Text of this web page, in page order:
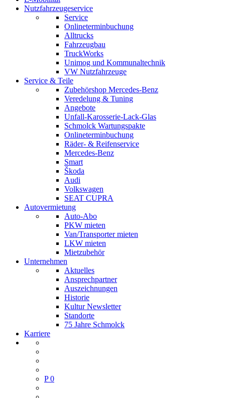
Nutzfahrzeugeservice
Service
Onlineterminbuchung
Alltrucks
Fahrzeugbau
TruckWorks
Unimog und Kommunaltechnik
VW Nutzfahrzeuge
Service & Teile
Zubehörshop Mercedes-Benz
Veredelung & Tuning
Angebote
Unfall-Karosserie-Lack-Glas
Schmolck Wartungspakte
Onlineterminbuchung
Räder- & Reifenservice
Mercedes-Benz
Smart
Škoda
Audi
Volkswagen
SEAT CUPRA
Autovermietung
Auto-Abo
PKW mieten
Van/Transporter mieten
LKW mieten
Mietzubehör
Unternehmen
Aktuelles
Ansprechpartner
Auszeichnungen
Historie
Kultur Newsletter
Standorte
75 Jahre Schmolck
Karriere
P 0